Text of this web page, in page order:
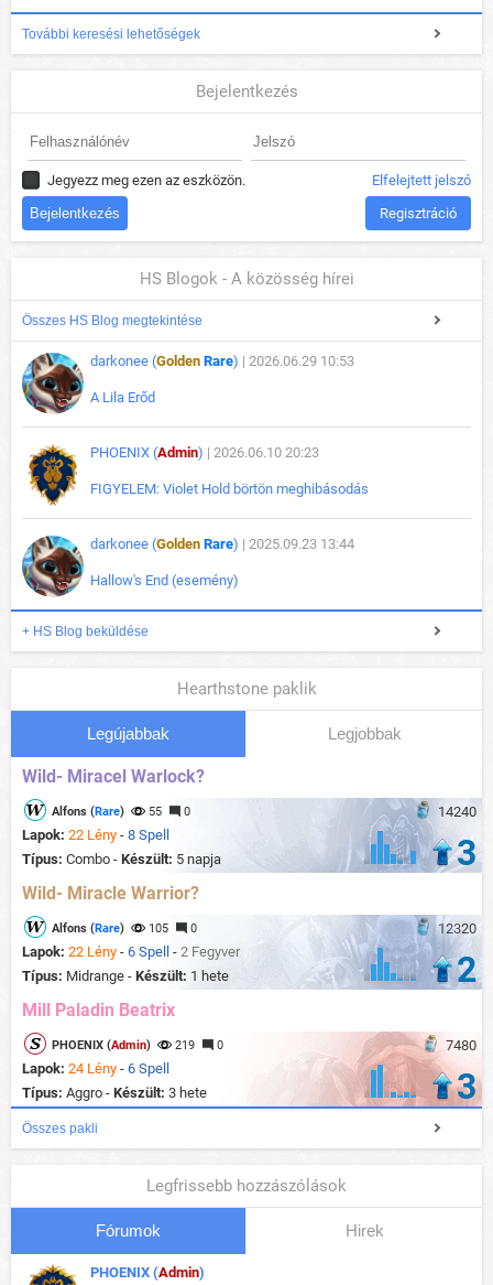
További keresési lehetőségek
Bejelentkezés
Jegyezz meg ezen az eszközön. Elfelejtett jelszó
Regisztráció
HS Blogok - A közösség hírei
Összes HS Blog megtekintése
darkonee (Golden Rare) | 2026.06.29 10:53
A Lila Erőd
PHOENIX (Admin) | 2026.06.10 20:23
FIGYELEM: Violet Hold börtön meghibásodás
darkonee (Golden Rare) | 2025.09.23 13:44
Hallow's End (esemény)
+ HS Blog beküldése
Hearthstone paklik
Legújabbak Legjobbak
Wild- Miracel Warlock?
14240
Alfons (Rare) 55 0
Lapok: 22 Lény - 8 Spell
Típus: Combo - Készült: 5 napja 3
Wild- Miracle Warrior?
12320
Alfons (Rare) 105 0
Lapok: 22 Lény - 6 Spell - 2 Fegyver
Típus: Midrange - Készült: 1 hete 2
Mill Paladin Beatrix
7480
PHOENIX (Admin) 219 0
Lapok: 24 Lény - 6 Spell
Típus: Aggro - Készült: 3 hete 3
Összes pakli
Legfrissebb hozzászólások
Fórumok Hirek
PHOENIX (Admin)